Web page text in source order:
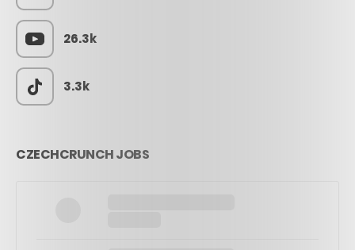
26.3k
3.3k
CZECHCRUNCH JOBS